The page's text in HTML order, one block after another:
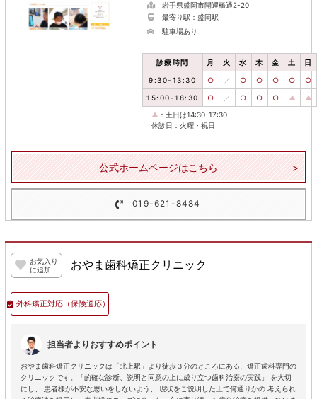
岩手県盛岡市開運橋通2-20
最寄り駅：盛岡駅
駐車場あり
診療時間 月 火 水 木 金 土 日
9:30-13:30 ○ ／ ○ ○ ○ ○ ○
15:00-18:30 ○ ／ ○ ○ ○ ▲ ▲
▲ ：土日は14:30-17:30
休診日：火曜・祝日
公式ホームページはこちら
019-621-8484
お気入り
に追加
おやま歯科矯正クリニック
外科矯正対応（保険適応）
担当者よりおすすめポイント
おやま歯科矯正クリニックは「北上駅」より徒歩３分のところにある、矯正歯科専門の
クリニックです。「的確な診断、説明と同意の上に成り立つ歯科治療の実践」 を大切
にし、 患者様が不安な思いをしないよう、 現状をご説明した上で何通りかの 考えられ